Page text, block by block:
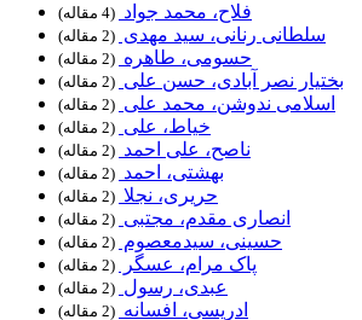
فلاح، محمد جواد ‏ (4 مقاله)
سلطانی رنانی، سید مهدی ‏ (2 مقاله)
حسومی، طاهره ‏ (2 مقاله)
بختیار نصر آبادی، حسن علی ‏ (2 مقاله)
اسلامی ندوشن، محمد علی ‏ (2 مقاله)
خیاط، علی ‏ (2 مقاله)
ناصح، علی احمد ‏ (2 مقاله)
بهشتی، احمد ‏ (2 مقاله)
حریری، نجلا ‏ (2 مقاله)
انصاری مقدم، مجتبی ‏ (2 مقاله)
حسینی، سیدمعصوم ‏ (2 مقاله)
پاک‌ مرام، عسگر ‏ (2 مقاله)
عبدی، رسول ‏ (2 مقاله)
ادریسی، افسانه ‏ (2 مقاله)